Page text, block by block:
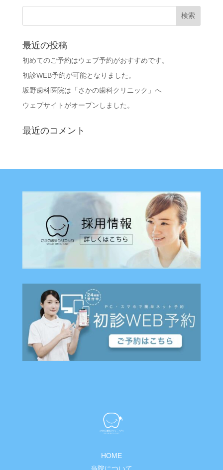
最近の投稿
初めてのご予約はウェブ予約がおすすめです。
初診WEB予約が可能となりました。
坂野歯科医院は「さかの歯科クリニック」へ
ウェブサイトがオープンしました。
最近のコメント
HOME